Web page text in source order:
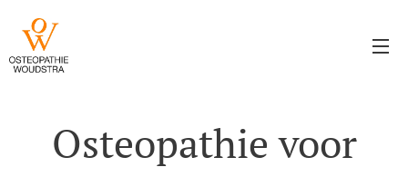
Osteopathie voor